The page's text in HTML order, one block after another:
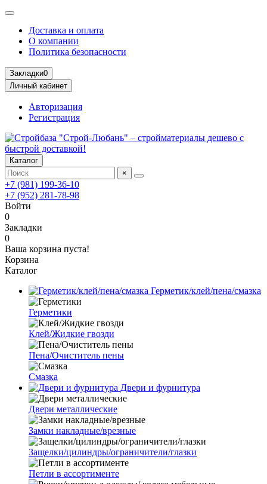
Доставка и оплата
О компании
Политика безопасности
Закладки0
Личный кабинет
Авторизация
Регистрация
Каталог
×
+7 (981) 199-36-10
+7 (952) 281-78-98
Войти
0
Закладки
0
Ваша корзина пуста!
Корзина
Каталог
Герметик/клей/пена/смазка
Герметики
Клей/Жидкие гвозди
Пена/Очиститель пены
Смазка
Двери и фурнитура
Двери металлические
Замки накладные/врезные
Защелки/цилиндры/ограничители/глазки
Петли в ассортименте